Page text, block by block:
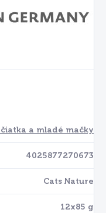
a mladé mačky
4025877270673
Cats Nature
12x85 g